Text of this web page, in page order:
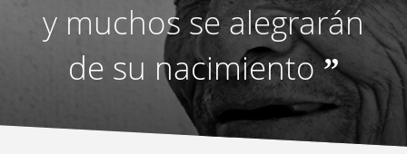
y muchos se alegrarán
de su nacimiento”